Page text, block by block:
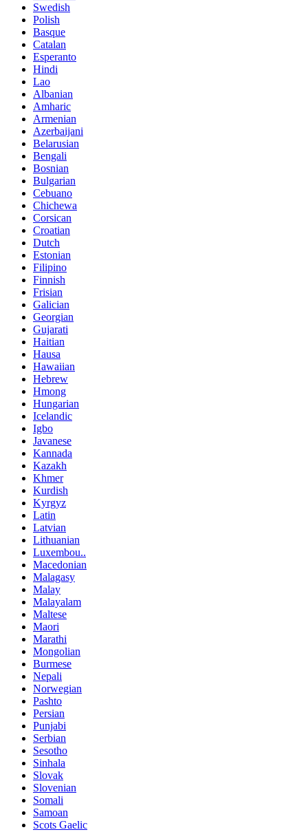
Swedish
Polish
Basque
Catalan
Esperanto
Hindi
Lao
Albanian
Amharic
Armenian
Azerbaijani
Belarusian
Bengali
Bosnian
Bulgarian
Cebuano
Chichewa
Corsican
Croatian
Dutch
Estonian
Filipino
Finnish
Frisian
Galician
Georgian
Gujarati
Haitian
Hausa
Hawaiian
Hebrew
Hmong
Hungarian
Icelandic
Igbo
Javanese
Kannada
Kazakh
Khmer
Kurdish
Kyrgyz
Latin
Latvian
Lithuanian
Luxembou..
Macedonian
Malagasy
Malay
Malayalam
Maltese
Maori
Marathi
Mongolian
Burmese
Nepali
Norwegian
Pashto
Persian
Punjabi
Serbian
Sesotho
Sinhala
Slovak
Slovenian
Somali
Samoan
Scots Gaelic